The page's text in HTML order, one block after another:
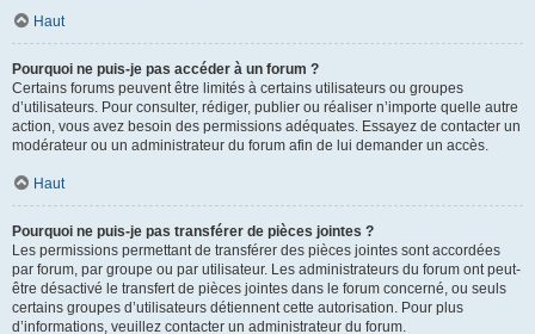
Haut
Pourquoi ne puis-je pas accéder à un forum ?
Certains forums peuvent être limités à certains utilisateurs ou groupes
d’utilisateurs. Pour consulter, rédiger, publier ou réaliser n’importe quelle autre
action, vous avez besoin des permissions adéquates. Essayez de contacter un
modérateur ou un administrateur du forum afin de lui demander un accès.
Haut
Pourquoi ne puis-je pas transférer de pièces jointes ?
Les permissions permettant de transférer des pièces jointes sont accordées
par forum, par groupe ou par utilisateur. Les administrateurs du forum ont peut-
être désactivé le transfert de pièces jointes dans le forum concerné, ou seuls
certains groupes d’utilisateurs détiennent cette autorisation. Pour plus
d’informations, veuillez contacter un administrateur du forum.